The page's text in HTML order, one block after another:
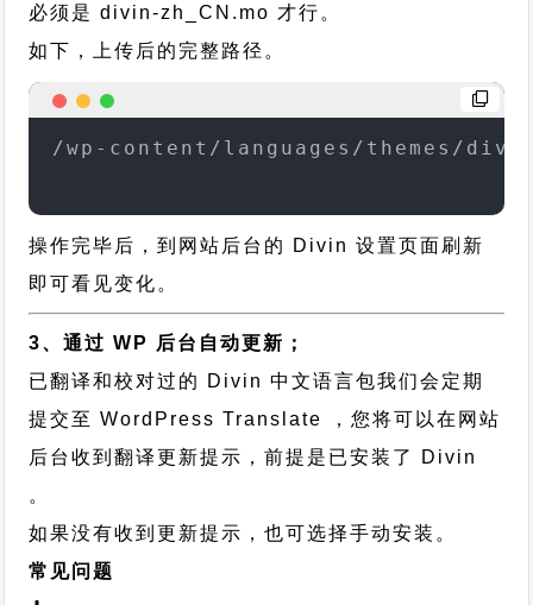
必须是 divin-zh_CN.mo 才行。
如下，上传后的完整路径。
/wp-content/languages/themes/
操作完毕后，到网站后台的 Divin 设置页面刷新
即可看见变化。
3、通过 WP 后台自动更新；
已翻译和校对过的 Divin 中文语言包我们会定期
提交至 WordPress Translate ，您将可以在网站
后台收到翻译更新提示，前提是已安装了 Divin
。
如果没有收到更新提示，也可选择手动安装。
常见问题